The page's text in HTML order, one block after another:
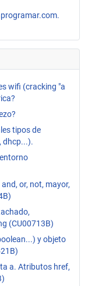
wifi (cracking "a
tipos de
dhcp...).
or, not, mayor,
(CU00713B)
y objeto
a. Atributos href,